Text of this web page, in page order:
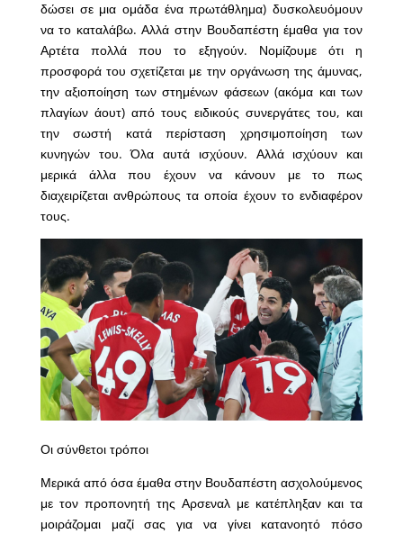
δώσει σε μια ομάδα ένα πρωτάθλημα) δυσκολευόμουν
να το καταλάβω. Αλλά στην Βουδαπέστη έμαθα για τον
Αρτέτα πολλά που το εξηγούν. Νομίζουμε ότι η
προσφορά του σχετίζεται με την οργάνωση της άμυνας,
την αξιοποίηση των στημένων φάσεων (ακόμα και των
πλαγίων άουτ) από τους ειδικούς συνεργάτες του, και
την σωστή κατά περίσταση χρησιμοποίηση των
κυνηγών του. Όλα αυτά ισχύουν. Αλλά ισχύουν και
μερικά άλλα που έχουν να κάνουν με το πως
διαχειρίζεται ανθρώπους τα οποία έχουν το ενδιαφέρον
τους.
Οι σύνθετοι τρόποι
Μερικά από όσα έμαθα στην Βουδαπέστη ασχολούμενος
με τον προπονητή της Αρσεναλ με κατέπληξαν και τα
μοιράζομαι μαζί σας για να γίνει κατανοητό πόσο